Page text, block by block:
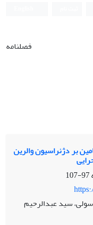
فصلنامه
بر دژنراسیون والرین
97-107
سید عبدالرحیم